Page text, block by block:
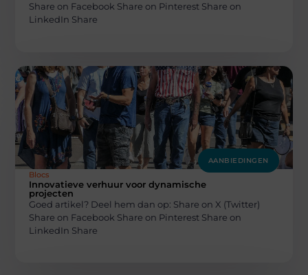
Share on Facebook Share on Pinterest Share on
LinkedIn Share
AANBIEDINGEN
Blocs
Innovatieve verhuur voor dynamische
projecten
Goed artikel? Deel hem dan op: Share on X (Twitter)
Share on Facebook Share on Pinterest Share on
LinkedIn Share